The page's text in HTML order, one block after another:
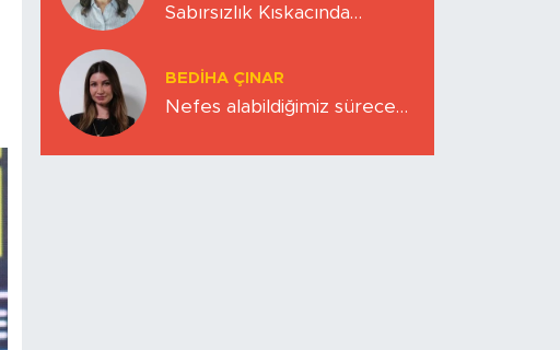
Sabırsızlık Kıskacında
BEDIHA ÇINAR
Nefes alabildiğimiz sürece…